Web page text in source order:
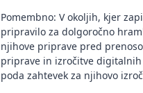
Pomembno: V okoljih, kjer
pripravilo za dolgoročno
njihove priprave pred
priprave in izročitve digitalnih
poda zahtevek za njihovo